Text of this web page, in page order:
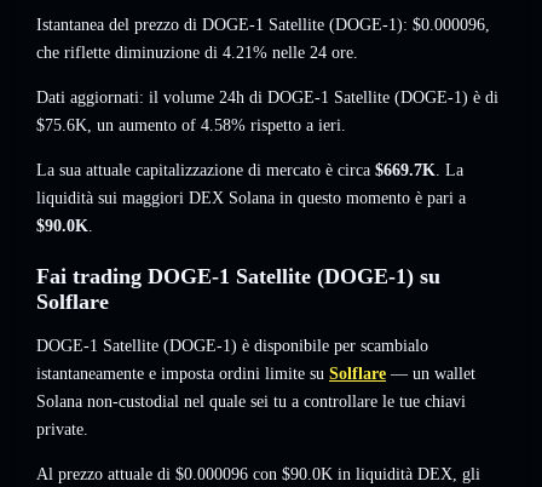
Istantanea del prezzo di DOGE-1 Satellite (DOGE-1): $0.000096,
che riflette diminuzione di 4.21% nelle 24 ore.
Dati aggiornati: il volume 24h di DOGE-1 Satellite (DOGE-1) è di
$75.6K, un aumento of 4.58% rispetto a ieri.
La sua attuale capitalizzazione di mercato è circa $669.7K. La
liquidità sui maggiori DEX Solana in questo momento è pari a
$90.0K.
Fai trading DOGE-1 Satellite (DOGE-1) su
Solflare
DOGE-1 Satellite (DOGE-1) è disponibile per scambialo
istantaneamente e imposta ordini limite su Solflare — un wallet
Solana non-custodial nel quale sei tu a controllare le tue chiavi
private.
Al prezzo attuale di $0.000096 con $90.0K in liquidità DEX, gli